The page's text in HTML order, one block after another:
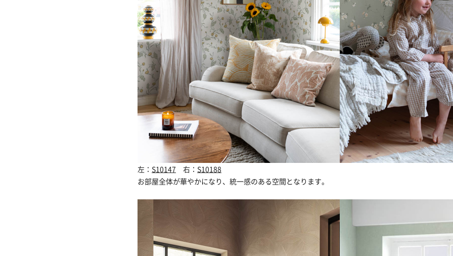
左： S10147 右： S10188
お部屋全体が華やかになり、統一感のある空間となります。